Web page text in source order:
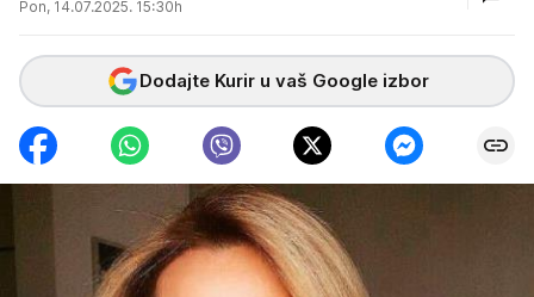
Pon, 14.07.2025. 15:30h
Dodajte Kurir u vaš Google izbor